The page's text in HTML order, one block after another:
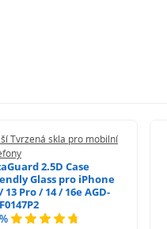
vyčištění displeje
Tvrzená skla pro mobilní
2.5D Case
Glass pro iPhone
13 Pro / 14 / 16e AGD-